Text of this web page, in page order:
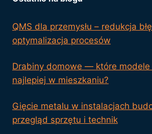
QMS dla przemysłu – redukcja
optymalizacja procesów
Drabiny domowe — które modele
najlepiej w mieszkaniu?
Gięcie metalu w instalacjach
przegląd sprzętu i technik